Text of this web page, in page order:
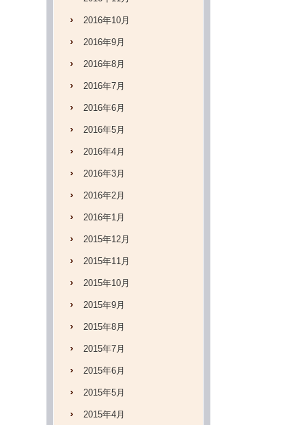
2016年10月
2016年9月
2016年8月
2016年7月
2016年6月
2016年5月
2016年4月
2016年3月
2016年2月
2016年1月
2015年12月
2015年11月
2015年10月
2015年9月
2015年8月
2015年7月
2015年6月
2015年5月
2015年4月